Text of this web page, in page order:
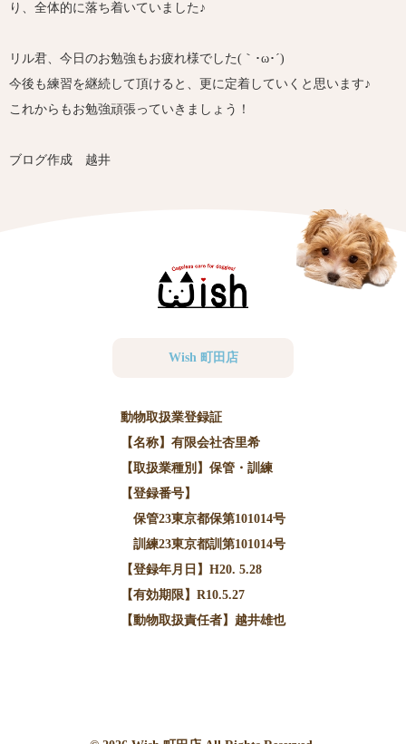
り、全体的に落ち着いていました♪
リル君、今日のお勉強もお疲れ様でした(｀･ω･´)ゞ
今後も練習を継続して頂けると、更に定着していくと思います♪
これからもお勉強頑張っていきましょう！
ブログ作成 越井
Wish 町田店
動物取扱業登録証
【名称】有限会社杏里希
【取扱業種別】保管・訓練
【登録番号】
保管23東京都保第101014号
訓練23東京都訓第101014号
【登録年月日】H20. 5.28
【有効期限】R10.5.27
【動物取扱責任者】越井雄也